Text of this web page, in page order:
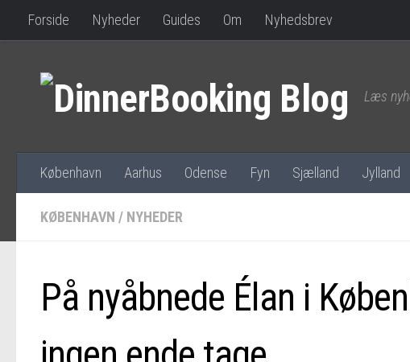
Forside Nyheder Guides Om Nyhedsbrev
Læs
København Aarhus Odense Fyn Sjælland Jylland
KØBENHAVN / NYHEDER
På nyåbnede Élan i